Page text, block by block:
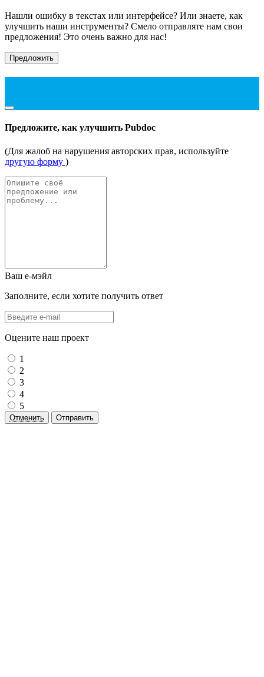
Нашли ошибку в текстах или интерфейсе? Или знаете, как
улучшить наши инструменты? Смело отправляте нам свои
предложения! Это очень важно для нас!
Предложить
Предложите, как улучшить Pubdoc
(Для жалоб на нарушения авторских прав, используйте
другую форму )
Ваш е-мэйл
Заполните, если хотите получить ответ
Оцените наш проект
1
2
3
4
5
Отменить Отправить